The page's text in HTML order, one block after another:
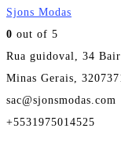
Sjons Modas
0 out of 5
Rua guidoval, 34
Minas Gerais,
sac@sjonsmodas.com
+5531975014525